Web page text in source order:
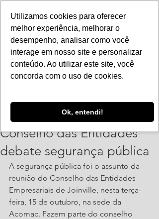
Utilizamos cookies para oferecer
melhor experiência, melhorar o
desempenho, analisar como você
interage em nosso site e personalizar
conteúdo. Ao utilizar este site, você
concorda com o uso de cookies.
Ok, entendi!
Conselho das Entidades
debate segurança pública
A segurança pública foi o assunto da
reunião do Conselho das Entidades
Empresariais de Joinville, nesta terça-
feira, 15 de outubro, na sede da
Acomac. Fazem parte do conselho